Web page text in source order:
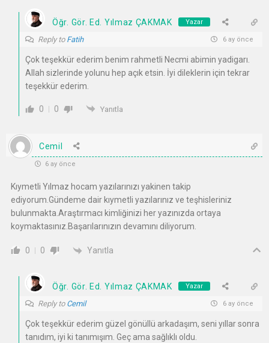
Öğr. Gör. Ed. Yılmaz ÇAKMAK Yazar
Reply to Fatih 6 ay önce
Çok teşekkür ederim benim rahmetli Necmi abimin yadigarı.
Allah sizlerinde yolunu hep açık etsin. İyi dileklerin için tekrar
teşekkür ederim.
0 0 Yanıtla
Cemil
6 ay önce
Kıymetli Yılmaz hocam yazılarınızı yakinen takip
ediyorum.Gündeme dair kıymetli yazılarınız ve teşhisleriniz
bulunmakta.Araştırmacı kimliğinizi her yazınızda ortaya
koymaktasınız.Başarılarınızın devamını diliyorum.
0 0 Yanıtla
Öğr. Gör. Ed. Yılmaz ÇAKMAK Yazar
Reply to Cemil 6 ay önce
Çok teşekkür ederim güzel gönüllü arkadaşım, seni yıllar sonra
tanıdım, iyi ki tanımışım. Geç ama sağlıklı oldu.